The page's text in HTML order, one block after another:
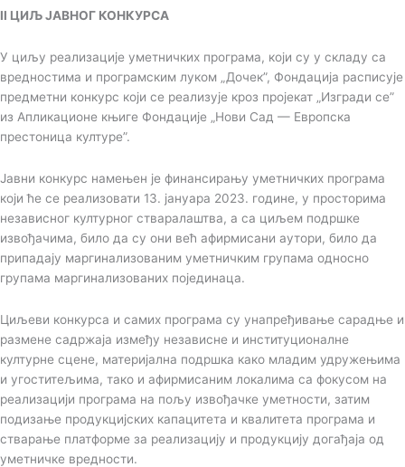
II ЦИЉ ЈАВНОГ КОНКУРСА
У циљу реализације уметничких програма, који су у складу са
вредностима и програмским луком „Дочек”, Фондација расписује
предметни конкурс који се реализује кроз пројекат „Изгради се”
из Апликационе књиге Фондације „Нови Сад — Европска
престоница културе”.
Јавни конкурс намењен је финансирању уметничких програма
који ће се реализовати 13. јануара 2023. године, у просторима
независног културног стваралаштва, а са циљем подршке
извођачима, било да су они већ афирмисани аутори, било да
припадају маргинализованим уметничким групама односно
групама маргинализованих појединаца.
Циљеви конкурса и самих програма су унапређивање сарадње и
размене садржаја између независне и институционалне
културне сцене, материјална подршка како младим удружењима
и угоститељима, тако и афирмисаним локалима са фокусом на
реализацији програма на пољу извођачке уметности, затим
подизање продукцијских капацитета и квалитета програма и
стварање платформе за реализацију и продукцију догађаја од
уметничке вредности.